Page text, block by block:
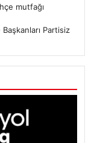
mutfağı
Başkanları Partisiz